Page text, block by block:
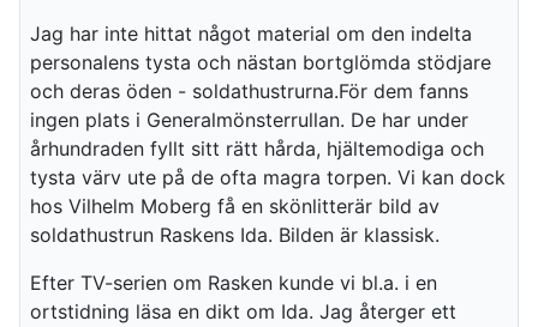
Jag har inte hittat något material om den indelta
personalens tysta och nästan bortglömda stödjare
och deras öden - soldathustrurna.För dem fanns
ingen plats i Generalmönsterrullan. De har under
århundraden fyllt sitt rätt hårda, hjältemodiga och
tysta värv ute på de ofta magra torpen. Vi kan dock
hos Vilhelm Moberg få en skönlitterär bild av
soldathustrun Raskens Ida. Bilden är klassisk.
Efter TV-serien om Rasken kunde vi bl.a. i en
ortstidning läsa en dikt om Ida. Jag återger ett